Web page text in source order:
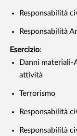
Responsabilità
Responsabilità
Esercizio:
Danni materiali-
attività
Terrorismo
Responsabilità
Responsabilità